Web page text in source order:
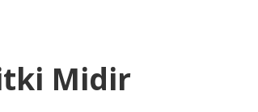
Midir